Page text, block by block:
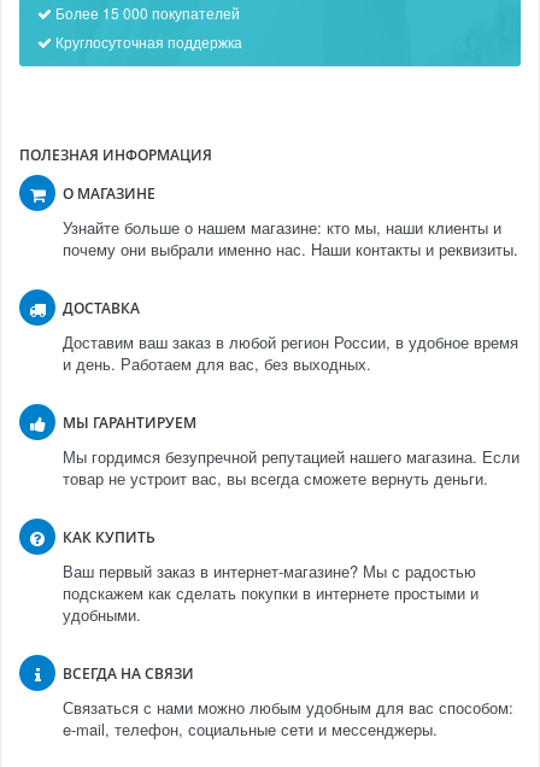
Более 15 000 покупателей
Круглосуточная поддержка
ПОЛЕЗНАЯ ИНФОРМАЦИЯ
О МАГАЗИНЕ
Узнайте больше о нашем магазине: кто мы, наши клиенты и
почему они выбрали именно нас. Наши контакты и реквизиты.
ДОСТАВКА
Доставим ваш заказ в любой регион России, в удобное время
и день. Работаем для вас, без выходных.
МЫ ГАРАНТИРУЕМ
Мы гордимся безупречной репутацией нашего магазина. Если
товар не устроит вас, вы всегда сможете вернуть деньги.
КАК КУПИТЬ
Ваш первый заказ в интернет-магазине? Мы с радостью
подскажем как сделать покупки в интернете простыми и
удобными.
ВСЕГДА НА СВЯЗИ
Связаться с нами можно любым удобным для вас способом:
e-mail, телефон, социальные сети и мессенджеры.